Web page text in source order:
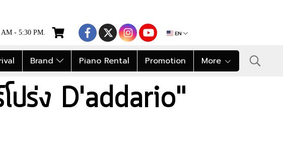
AM - 5:30 PM. EN
Brand Piano Rental Promotion More
ปร่ง D'addario"